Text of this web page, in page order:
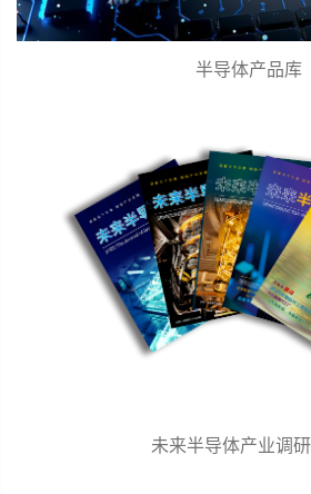
半导体产品库
未来半导体产业调